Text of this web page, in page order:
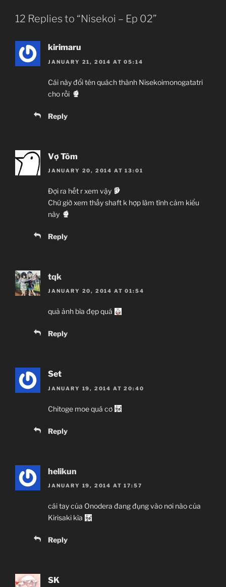
Shaft
Comedy, Harem, Manga, Romance, Shounen
Harry Potter và… à nhầm, đại ca xã hội đen và cuộc
tình giả tạo.
12 Replies to “Nisekoi – Ep 02”
kirimaru
JANUARY 21, 2014 AT 05:14
Cái này đổi tên quách thành Nisekoimonogatatri
cho rồi
Reply
Vợ Tôm
JANUARY 20, 2014 AT 13:01
Đợi ra hết r xem vậy
Chứ giờ xem thấy shaft k hợp làm tình cảm kiểu
này
Reply
tqk
JANUARY 20, 2014 AT 01:54
quả ảnh bìa đẹp quá
Reply
Set
JANUARY 19, 2014 AT 20:40
Chitoge moe quá cơ
Reply
helikun
JANUARY 19, 2014 AT 17:57
cái tay của Onodera đang đụng vào nơi nào của
Kirisaki kìa
Reply
SK